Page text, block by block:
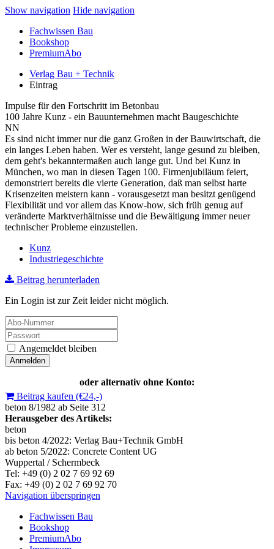
Show navigation Hide navigation
Fachwissen Bau
Bookshop
PremiumAbo
Verlag Bau + Technik
Eintrag
Impulse für den Fortschritt im Betonbau
100 Jahre Kunz - ein Bauunternehmen macht Baugeschichte
NN
Es sind nicht immer nur die ganz Großen in der Bauwirtschaft, die
ein langes Leben haben. Wer es versteht, lange gesund zu bleiben,
dem geht's bekanntermaßen auch lange gut. Und bei Kunz in
München, wo man in diesen Tagen 100. Firmenjubiläum feiert,
demonstriert bereits die vierte Generation, daß man selbst harte
Krisenzeiten meistern kann - vorausgesetzt man besitzt genügend
Flexibilität und vor allem das Know-how, sich früh genug auf
veränderte Marktverhältnisse und die Bewältigung immer neuer
technischer Probleme einzustellen.
Kunz
Industriegeschichte
Beitrag herunterladen
Ein Login ist zur Zeit leider nicht möglich.
Angemeldet bleiben
oder alternativ ohne Konto:
Beitrag kaufen (€24,-)
beton 8/1982 ab Seite 312
Herausgeber des Artikels:
beton
bis beton 4/2022: Verlag Bau+Technik GmbH
ab beton 5/2022: Concrete Content UG
Wuppertal / Schermbeck
Tel: +49 (0) 2 02 7 69 92 69
Fax: +49 (0) 2 02 7 69 92 70
Navigation überspringen
Fachwissen Bau
Bookshop
PremiumAbo